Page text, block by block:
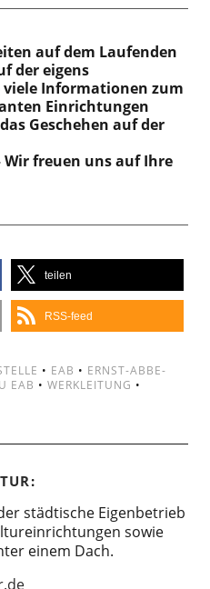
auf dem Laufenden
der eigens
viele Informationen zum
Einrichtungen
Geschehen auf der
Wir freuen uns auf Ihre
teilen
RSS-feed
• EAB • ERNST-ABBE-
EAB • WERKLEITUNG •
städtische Eigenbetrieb
sowie
einem Dach.